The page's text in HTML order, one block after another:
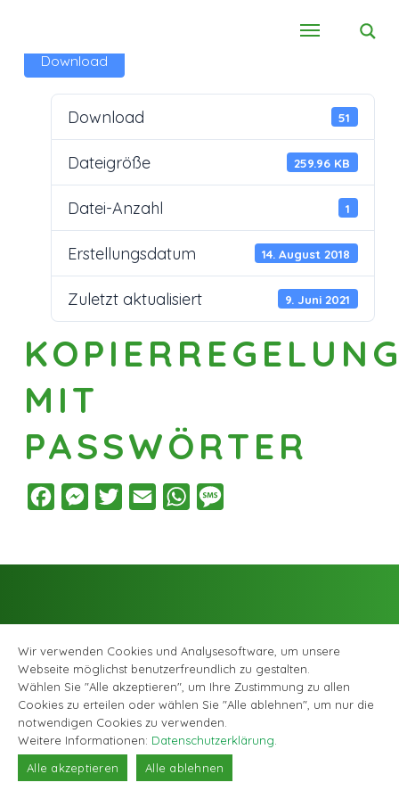
Download
Download 51
Dateigröße 259.96 KB
Datei-Anzahl 1
Erstellungsdatum 14. August 2018
Zuletzt aktualisiert 9. Juni 2021
MIT
PASSWÖRTER
FacebookMessenger
Twitter Email WhatsApp
FacebookInstagram
© Musikschule Zollikofen Bremgarten, alle Rechte vorbehalten |
Datenschutzerklärung | Webagentur GABRIEL DESIGN
Wir verwenden Cookies und Analysesoftware, um unsere
Webseite möglichst benutzerfreundlich zu gestalten.
Wählen Sie "Alle akzeptieren", um Ihre Zustimmung zu allen
Cookies zu erteilen oder wählen Sie "Alle ablehnen", um nur die
notwendigen Cookies zu verwenden.
Weitere Informationen: Datenschutzerklärung
Alle akzeptieren
Alle ablehnen